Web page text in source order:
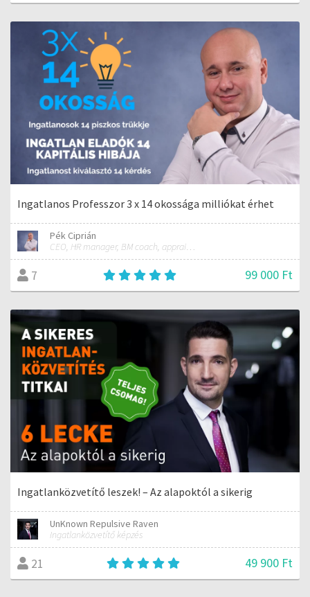
Ingatlanos Professzor 3 x 14 okossága milliókat érhet
Pék Ciprián
CEO, HR manager, BM coach, appraiser
7 99 000 Ft
Ingatlanközvetítő leszek! – Az alapoktól a sikerig
UnKnown Repulsive Raven
Ingatlanközvetítő képzés
21 49 900 Ft